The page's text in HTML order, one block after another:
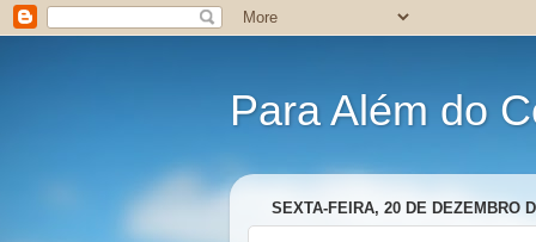
Para Além do
SEXTA-FEIRA, 20 DE DEZEMBRO